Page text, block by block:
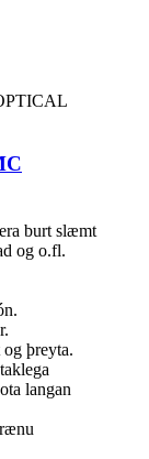
burt slæmt
og o.fl.
þreyta.
langan